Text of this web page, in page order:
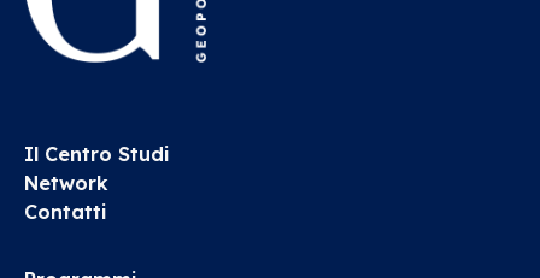
Il Centro Studi
Network
Contatti